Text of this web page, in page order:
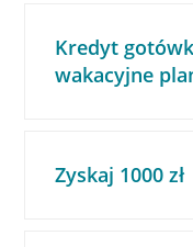
Kredyt
wakacyjne
Zyskaj 1000 zł